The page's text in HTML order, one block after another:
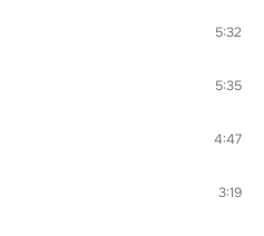
5:32
5:35
4:47
3:19